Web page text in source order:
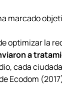
marcado
optimizar la
a
cada
Ecodom